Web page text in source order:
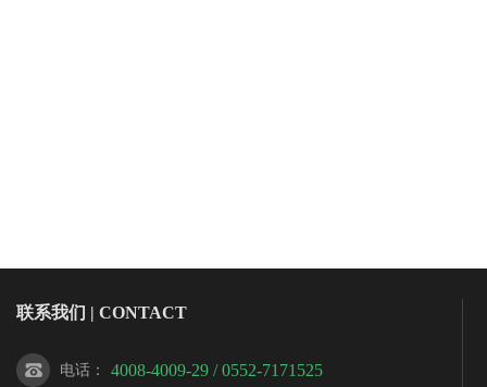
联系我们 | CONTACT
电话 ： 4008-4009-29 / 0552-7171525